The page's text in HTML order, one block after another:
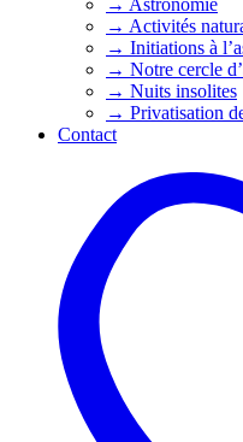
→ Astronomie
→ Activités
→ Initiations à
→ Notre cercle
→ Nuits insolites
→ Privatisation
Contact